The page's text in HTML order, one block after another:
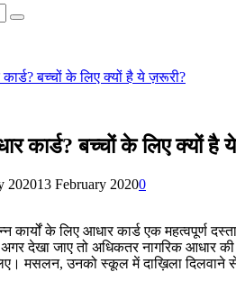
Search
बच्चों के लिए क्यों है ये ज़रूरी?
कार्ड? बच्चों के लिए क्यों है
202013 February 20200
के लिए आधार कार्ड एक महत्वपूर्ण
देखा जाए तो अधिकतर नागरिक आधार की
मसलन, उनको स्कूल में दाख़िला दिलवाने